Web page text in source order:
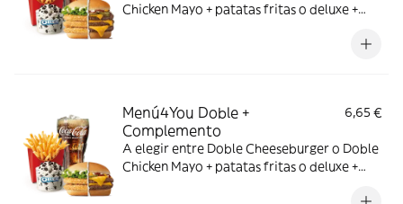
Chicken Mayo + patatas fritas o deluxe +
Menú4You Doble +
Complemento
6,65 €
A elegir entre Doble Cheeseburger o Doble
Chicken Mayo + patatas fritas o deluxe +